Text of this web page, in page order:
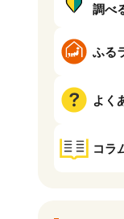
調べ
ふる
よく
コラ